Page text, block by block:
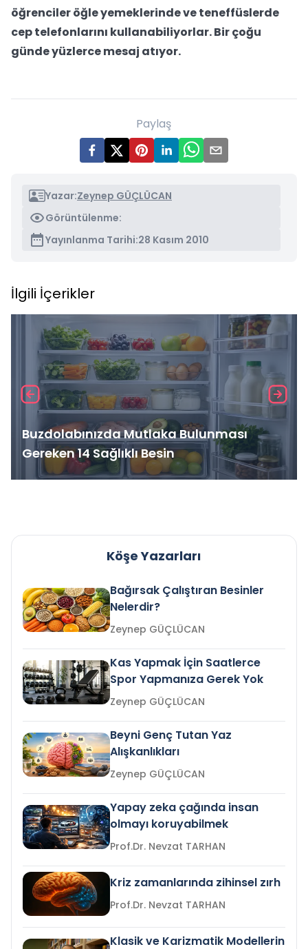
öğrenciler öğle yemeklerinde ve teneffüslerde
cep telefonlarını kullanabiliyorlar. Bir çoğu
günde yüzlerce mesaj atıyor.
Paylaş
Yazar:Zeynep GÜÇLÜCAN
Görüntülenme:
Yayınlanma Tarihi:28 Kasım 2010
İlgili İçerikler
Buzdolabınızda Mutlaka Bulunması
Gereken 14 Sağlıklı Besin
Köşe Yazarları
Bağırsak Çalıştıran Besinler
Nelerdir?
Zeynep GÜÇLÜCAN
Kas Yapmak İçin Saatlerce
Spor Yapmanıza Gerek Yok
Zeynep GÜÇLÜCAN
Beyni Genç Tutan Yaz
Alışkanlıkları
Zeynep GÜÇLÜCAN
Yapay zeka çağında insan
olmayı koruyabilmek
Prof.Dr. Nevzat TARHAN
Kriz zamanlarında zihinsel zırh
Prof.Dr. Nevzat TARHAN
Klasik ve Karizmatik Modellerin